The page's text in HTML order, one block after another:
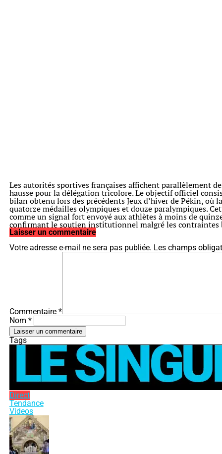
Les autorités sportives françaises affichent parallèlement
hausse pour la délégation tricolore. Le objectif officiel
bilan obtenu lors des précédents Jeux d’hiver de Pékin, où
quatorze médailles olympiques et douze paralympiques.
comme un signal fort envoyé aux athlètes à moins de
confirmant le soutien institutionnel malgré les contraintes
Laisser un commentaire
Votre adresse e-mail ne sera pas publiée. Les champs
Commentaire *
Nom *
Tags
Direct
Tendance
Videos